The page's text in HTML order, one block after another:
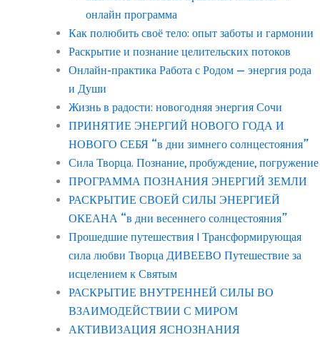
онлайн программа
Как полюбить своё тело: опыт заботы и гармонии
Раскрытие и познание целительских потоков
Онлайн-практика Работа с Родом — энергия рода
и Души
Жизнь в радости: новогодняя энергия Сочи
ПРИНЯТИЕ ЭНЕРГИЙ НОВОГО ГОДА И
НОВОГО СЕБЯ “в дни зимнего солнцестояния”
Сила Творца. Познание, пробуждение, погружение
ПРОГРАММА ПОЗНАНИЯ ЭНЕРГИЙ ЗЕМЛИ
РАСКРЫТИЕ СВОЕЙ СИЛЫ ЭНЕРГИЕЙ
ОКЕАНА “в дни весеннего солнцестояния”
Прошедшие путешествия | Трансформирующая
сила любви Творца ДИВЕЕВО Путешествие за
исцелением к Святым
РАСКРЫТИЕ ВНУТРЕННЕЙ СИЛЫ ВО
ВЗАИМОДЕЙСТВИИ С МИРОМ
АКТИВИЗАЦИЯ ЯСНОЗНАНИЯ